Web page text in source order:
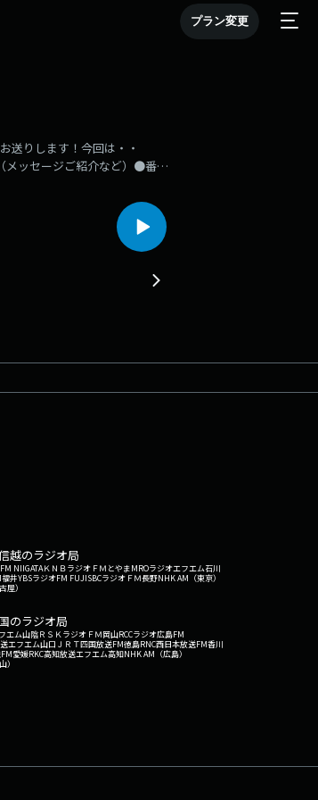
プラン変更
送りします！今回は・・
メッセージご紹介など）●番組
radikoで「HKT48のももち浜
越のラジオ局
FM NIIGATAＫＮＢラジオ ＦＭとやまMROラジオエフエム石川
福井YBSラジオFM FUJISBCラジオ ＦＭ長野NHK AM（東京）
屋）
のラジオ局
エム山陰ＲＳＫラジオ ＦＭ岡山RCCラジオ広島FM
エフエム山口 ＪＲＴ四国放送FM徳島RNC西日本放送FM香川
FM愛媛RKC高知放送エフエム高知NHK AM（広島）
）